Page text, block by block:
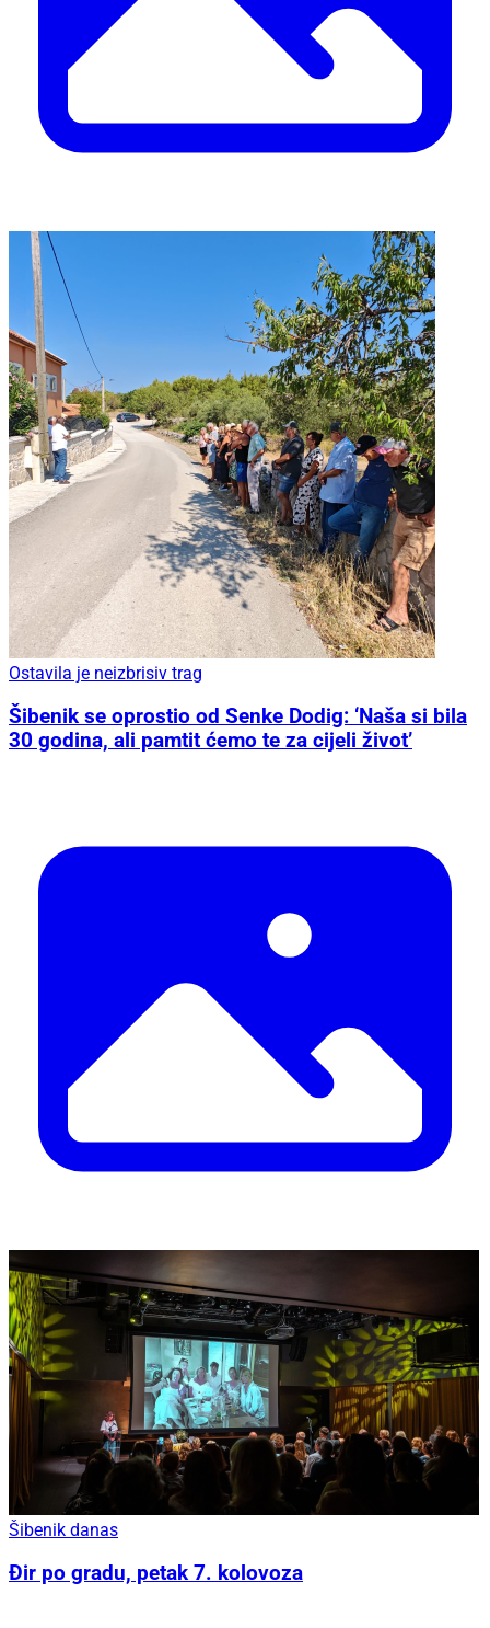
Ostavila je neizbrisiv trag
Šibenik se oprostio od Senke Dodig: ‘Naša si bila
30 godina, ali pamtit ćemo te za cijeli život’
Šibenik danas
Đir po gradu, petak 7. kolovoza